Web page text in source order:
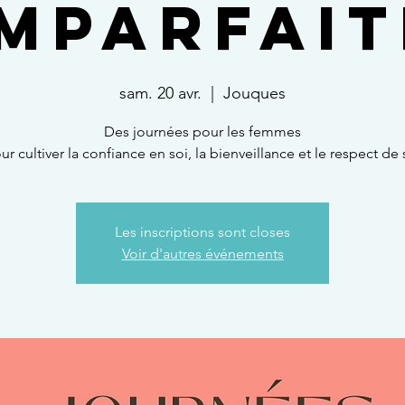
sam. 20 avr. Jouques
Des journées pour les femmes
cultiver la confiance en soi, la bienveillance et le respect de
Les inscriptions sont closes
Voir d'autres événements